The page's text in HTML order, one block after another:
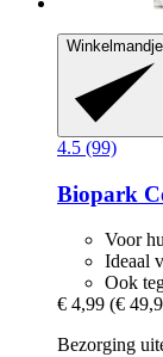
Winkelmandje
4.5 (99)
Biopark
Voor
Ideaal
Ook
€ 4,99 (€
Bezorging